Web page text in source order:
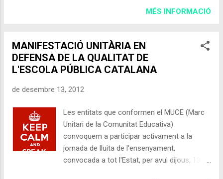
També volem agrair especialment la
aportacions han contribuït a fer una Festa
més solidària: Array Plàstics S.L. Auxi Laser
S.A. Ca La Ca...
MÉS INFORMACIÓ
MANIFESTACIÓ UNITÀRIA EN
DEFENSA DE LA QUALITAT DE
L'ESCOLA PÚBLICA CATALANA
de desembre 13, 2012
Les entitats que conformen el MUCE (Marc
Unitari de la Comunitat Educativa)
convoquem a participar activament a la
jornada de lluita de l'ensenyament,
convocada a tot l'Estat, per avui dijous, 13 de